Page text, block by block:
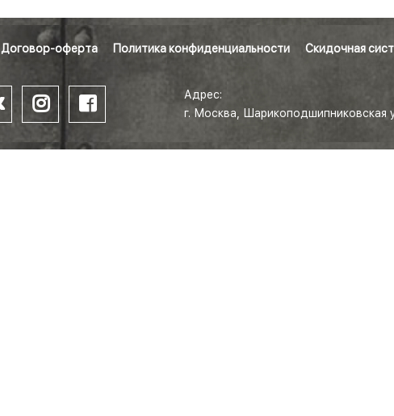
Договор-оферта Политика конфиденциальности Скидочная
Адрес:
г. Москва, Шарикоподшипниковская